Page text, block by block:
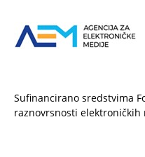
Sufinancirano sredstvima
raznovrsnosti elektroničkih